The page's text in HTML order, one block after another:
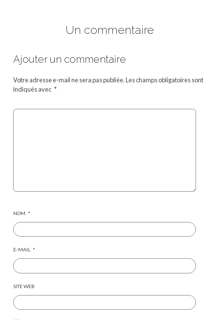
Un commentaire
Ajouter un commentaire
Votre adresse e-mail ne sera pas publiée.Les champs obligatoires sont
indiqués avec *
NOM *
E-MAIL *
SITE WEB